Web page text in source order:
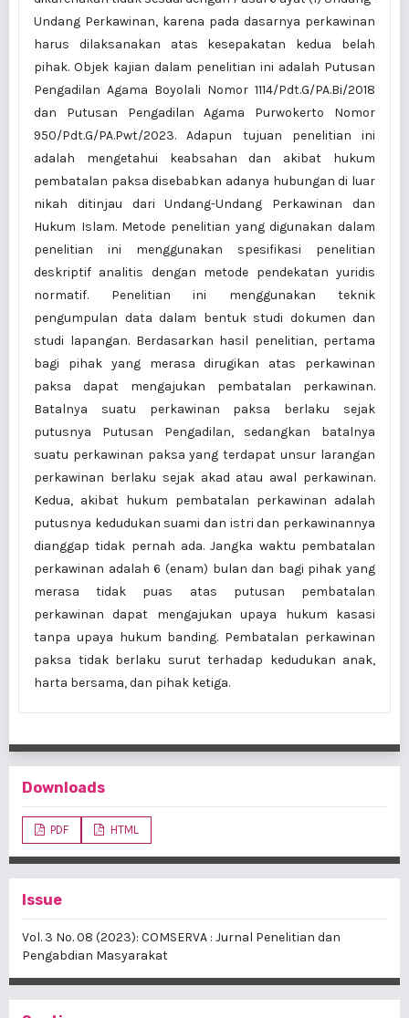
Undang Perkawinan, karena pada dasarnya perkawinan
harus dilaksanakan atas kesepakatan kedua belah
pihak. Objek kajian dalam penelitian ini adalah Putusan
Pengadilan Agama Boyolali Nomor 1114/Pdt.G/PA.Bi/2018
dan Putusan Pengadilan Agama Purwokerto Nomor
950/Pdt.G/PA.Pwt/2023. Adapun tujuan penelitian ini
adalah mengetahui keabsahan dan akibat hukum
pembatalan paksa disebabkan adanya hubungan di luar
nikah ditinjau dari Undang-Undang Perkawinan dan
Hukum Islam. Metode penelitian yang digunakan dalam
penelitian ini menggunakan spesifikasi penelitian
deskriptif analitis dengan metode pendekatan yuridis
normatif. Penelitian ini menggunakan teknik
pengumpulan data dalam bentuk studi dokumen dan
studi lapangan. Berdasarkan hasil penelitian, pertama
bagi pihak yang merasa dirugikan atas perkawinan
paksa dapat mengajukan pembatalan perkawinan.
Batalnya suatu perkawinan paksa berlaku sejak
putusnya Putusan Pengadilan, sedangkan batalnya
suatu perkawinan paksa yang terdapat unsur larangan
perkawinan berlaku sejak akad atau awal perkawinan.
Kedua, akibat hukum pembatalan perkawinan adalah
putusnya kedudukan suami dan istri dan perkawinannya
dianggap tidak pernah ada. Jangka waktu pembatalan
perkawinan adalah 6 (enam) bulan dan bagi pihak yang
merasa tidak puas atas putusan pembatalan
perkawinan dapat mengajukan upaya hukum kasasi
tanpa upaya hukum banding. Pembatalan perkawinan
paksa tidak berlaku surut terhadap kedudukan anak,
harta bersama, dan pihak ketiga.
Downloads
PDF HTML
Issue
Vol. 3 No. 08 (2023): COMSERVA : Jurnal Penelitian dan
Pengabdian Masyarakat